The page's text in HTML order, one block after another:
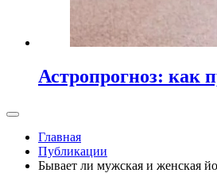
Астропрогноз: как
Главная
Публикации
Бывает ли мужская и женская